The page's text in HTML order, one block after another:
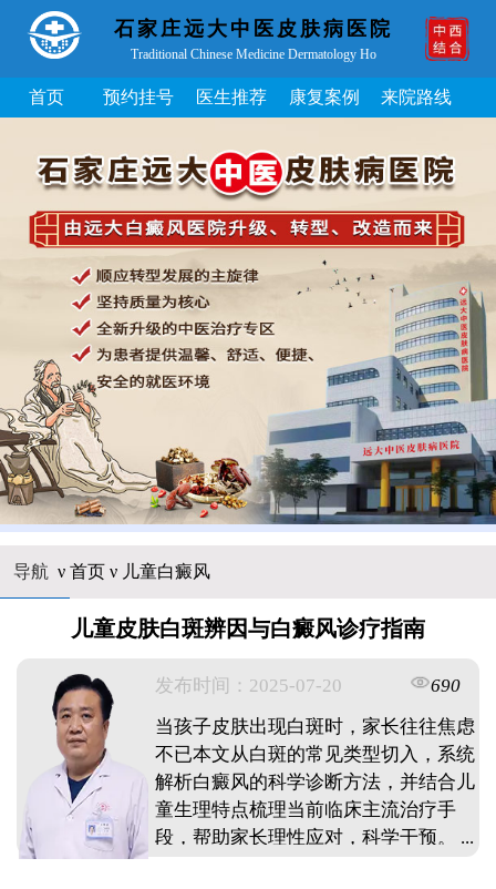
石家庄远大中医皮肤病医院
Traditional Chinese Medicine Dermatology Ho
首页 预约挂号 医生推荐 康复案例 来院路线
导航 ν 首页ν 儿童白癜风
儿童皮肤白斑辨因与白癜风诊疗指南
发布时间：2025-07-20
690
当孩子皮肤出现白斑时，家长往往焦虑
不已本文从白斑的常见类型切入，系统
解析白癜风的科学诊断方法，并结合儿
童生理特点梳理当前临床主流治疗手
段，帮助家长理性应对，科学干预。 ...